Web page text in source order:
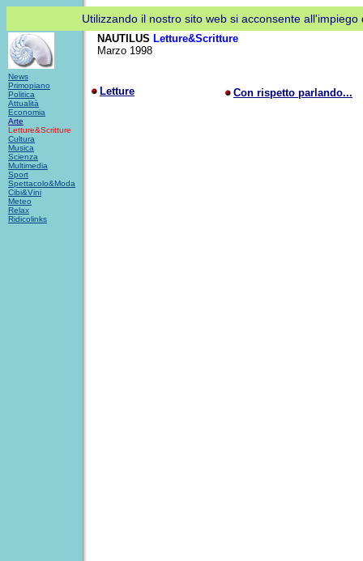
Utilizzando il nostro sito web si acconsente
NAUTILUS Letture&Scritture
Marzo 1998
News
Primopiano
Politica
Attualità
Economia
Arte
Letture&Scritture
Cultura
Musica
Scienza
Multimedia
Sport
Spettacolo&Moda
Cibi&Vini
Meteo
Relax
Ridicolinks
Letture Con rispetto parlando...